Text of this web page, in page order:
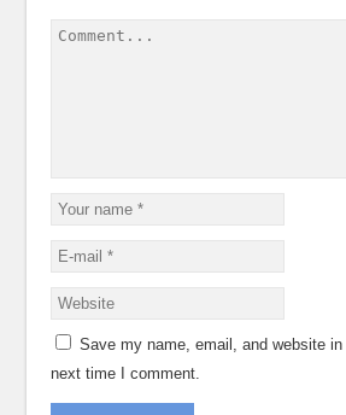
Save my name, email, and website
next time I comment.